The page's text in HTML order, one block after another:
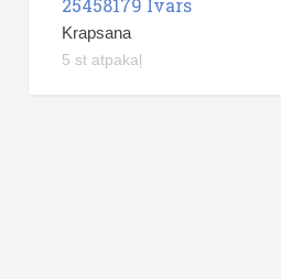
Krapsana
5 st atpakaļ